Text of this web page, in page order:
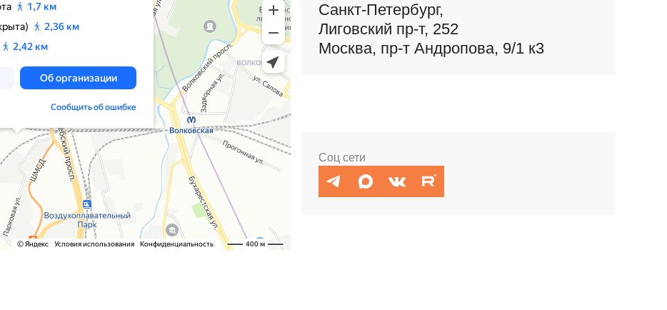
Соц сети
Санкт-Петербург,
Лиговский пр-т, 252
Москва, пр-т Андропова, 9/1 к3